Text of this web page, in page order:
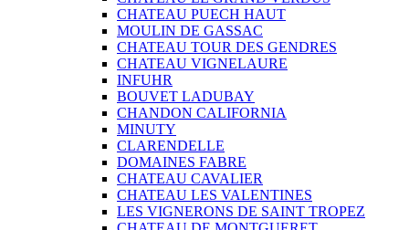
CHATEAU PUECH HAUT
MOULIN DE GASSAC
CHATEAU TOUR DES GENDRES
CHATEAU VIGNELAURE
INFUHR
BOUVET LADUBAY
CHANDON CALIFORNIA
MINUTY
CLARENDELLE
DOMAINES FABRE
CHATEAU CAVALIER
CHATEAU LES VALENTINES
LES VIGNERONS DE SAINT TROPEZ